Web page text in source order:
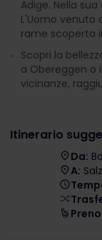
Adige. Nella
L'Uomo venuto
rame scoperta
Scopri la
a Obereggen o
vicinanze,
Itinerario
Da:
A: